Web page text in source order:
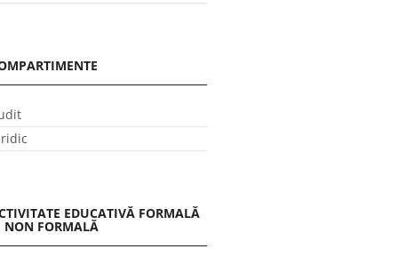
EDUCATIVĂ FORMALĂ
NON FORMALĂ